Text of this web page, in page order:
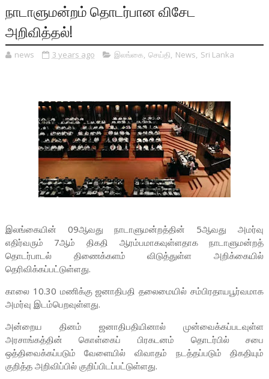
நாடாளுமன்றம் தொடர்பான விசேட
அறிவித்தல்!
news 3 years ago இலங்கை, செய்தி, News, Sri Lanka
இலங்கையின் 09ஆவது நாடாளுமன்றத்தின் 5ஆவது அமர்வு
எதிர்வரும் 7ஆம் திகதி ஆரம்பமாகவுள்ளதாக நாடாளுமன்றத்
தொடர்பாடல் திணைக்களம் விடுத்துள்ள அறிக்கையில்
தெரிவிக்கப்பட்டுள்ளது.
காலை 10.30 மணிக்கு ஜனாதிபதி தலைமையில் சம்பிரதாயபூர்வமாக
அமர்வு இடம்பெறவுள்ளது.
அன்றைய தினம் ஜனாதிபதியினால் முன்வைக்கப்படவுள்ள
அரசாங்கத்தின் கொள்கைப் பிரகடனம் தொடர்பில் சபை
ஒத்திவைக்கப்படும் வேளையில் விவாதம் நடத்தப்படும் திகதியும்
குறித்த அறிவிப்பில் குறிப்பிடப்பட்டுள்ளது.